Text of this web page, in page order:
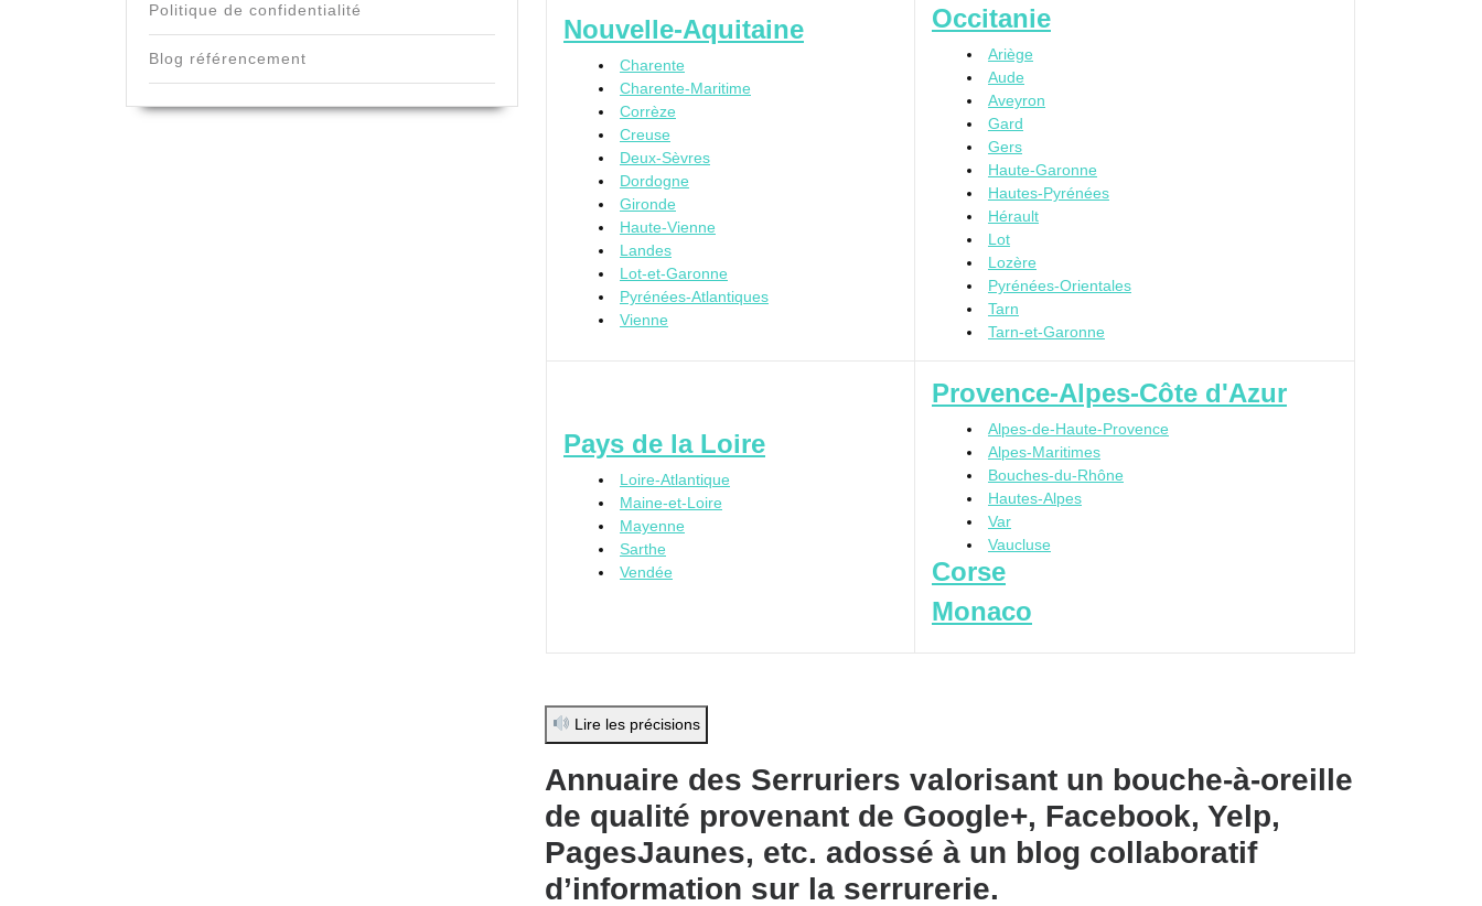
Politique de confidentialité
Blog référencement
Nouvelle-Aquitaine
Charente
Charente-Maritime
Corrèze
Creuse
Deux-Sèvres
Dordogne
Gironde
Haute-Vienne
Landes
Lot-et-Garonne
Pyrénées-Atlantiques
Vienne
Occitanie
Ariège
Aude
Aveyron
Gard
Gers
Haute-Garonne
Hautes-Pyrénées
Hérault
Lot
Lozère
Pyrénées-Orientales
Tarn
Tarn-et-Garonne
Pays de la Loire
Loire-Atlantique
Maine-et-Loire
Mayenne
Sarthe
Vendée
Provence-Alpes-Côte d'Azur
Alpes-de-Haute-Provence
Alpes-Maritimes
Bouches-du-Rhône
Hautes-Alpes
Var
Vaucluse
Corse
Monaco
Lire les précisions
Annuaire des Serruriers valorisant un bouche-à-oreille
de qualité provenant de Google+, Facebook, Yelp,
PagesJaunes, etc. adossé à un blog collaboratif
d’information sur la serrurerie.